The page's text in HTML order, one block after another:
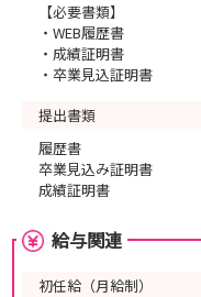
【必要書類】
・WEB履歴書
・成績証明書
・卒業見込証明書
提出書類
履歴書
卒業見込み証明書
成績証明書
給与関連
初任給（月給制）